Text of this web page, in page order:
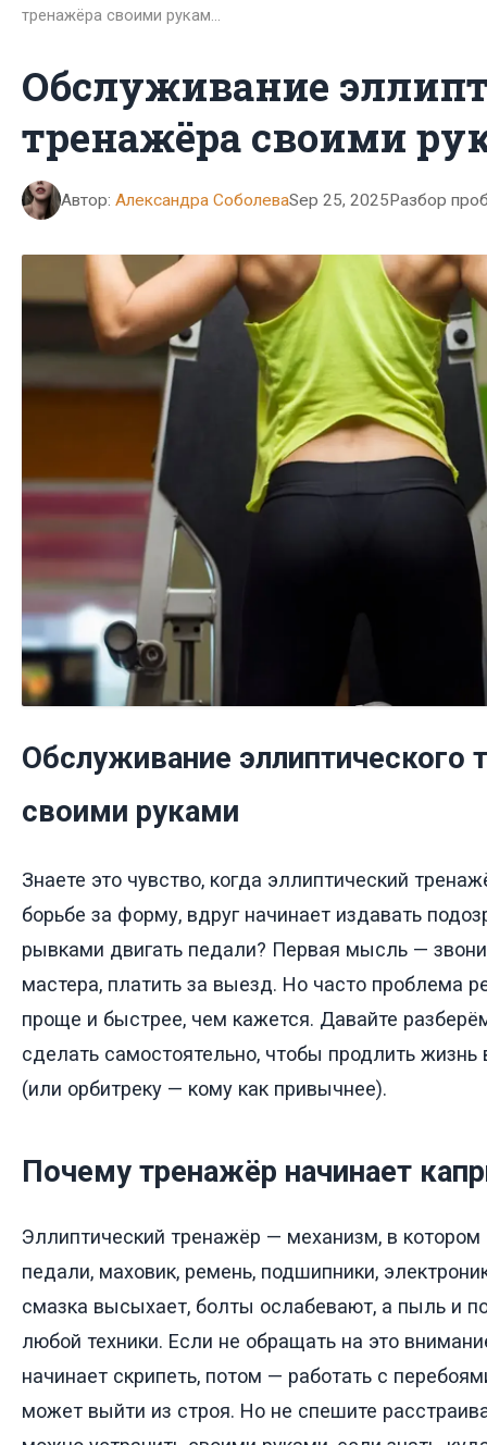
тренажёра своими рукам…
Обслуживание
тренажёра своими
Автор: Александра СоболеваSep 25, 2025Разбор
Обслуживание эллиптического
своими руками
Знаете это чувство, когда эллиптический
борьбе за форму, вдруг начинает издавать
рывками двигать педали? Первая мысль —
мастера, платить за выезд. Но часто проблема
проще и быстрее, чем кажется. Давайте
сделать самостоятельно, чтобы продлить
(или орбитреку — кому как привычнее).
Почему тренажёр начинает
Эллиптический тренажёр — механизм, в котором
педали, маховик, ремень, подшипники,
смазка высыхает, болты ослабевают, а пыль и
любой техники. Если не обращать на это
начинает скрипеть, потом — работать с
может выйти из строя. Но не спешите